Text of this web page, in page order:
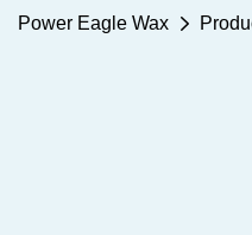
Power Eagle Wax